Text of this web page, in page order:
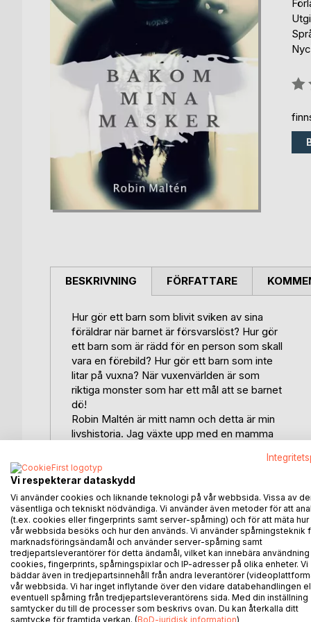
BESKRIVNING
Hur gör ett barn som blivit sviken av sina
föräldrar när barnet är försvarslöst? Hur gör
ett barn som är rädd för en person som skall
vara en förebild? Hur gör ett barn som inte
litar på vuxna? När vuxenvärlden är som
riktiga monster som har ett mål att se barnet
dö!
Robin Maltén är mitt namn och detta är min
livshistoria. Jag växte upp med en mamma
egen teori av barnuppfostran. Psykisk
misshandel i form av ett järngrepp runt mig
som framkallade oro och rädsla under fem års
tid. Resultatet blev mina stora vänner i
mörkret och hur jag fick mina sår att läka av
våld och kriminalitet. Övergivenhet och
oälskad var det jag kände när jag tänkte på
mina föräldrar. Jag ville aldrig vara elak, bara
bedöva min smärta, Jag ville duga, passa in
och i mörkret fanns det en plats för mig. Jag
ville aldrig bli kriminell, bara överleva. Jag
FÖRFATTARE
Vi respekterar dataskydd
Vi använder cookies och liknande teknologi på vår webbsida. Vissa av
väsentliga och tekniskt nödvändiga. Vi använder även metoder för att
(t.ex. cookies eller fingerprints samt server-spårning) och för att mäta hur
vår webbsida besöks och hur den används. Vi använder spårningsteknik
marknadsföringsändamål och använder server-spårning samt
tredjepartsleverantörer för detta ändamål, vilket kan innebära användning
cookies, fingerprints, spårningspixlar och IP-adresser på olika enheter. Vi
bäddar även in tredjepartsinnehåll från andra leverantörer
vår webbsida. Vi har inget inflytande över den vidare databehandlingen
eventuell spårning från tredjepartsleverantörens sida. Med din inställning
samtycker du till de processer som beskrivs ovan. Du kan återkalla ditt
samtycke för framtida verkan. (BoD-juridisk information)